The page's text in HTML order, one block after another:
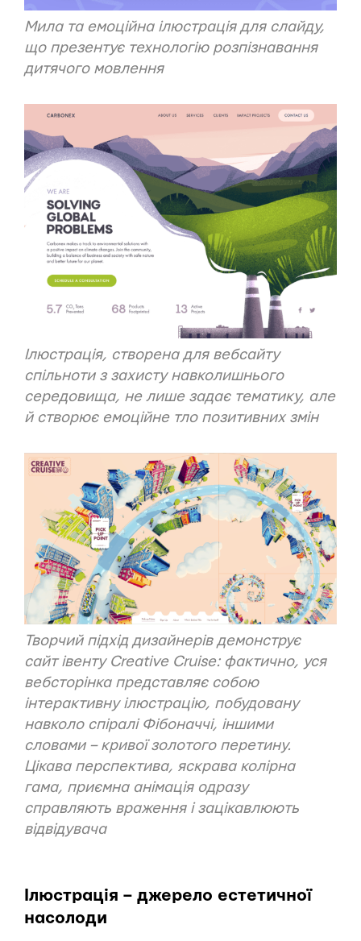
Мила та емоційна ілюстрація для слайду,
що презентує технологію розпізнавання
дитячого мовлення
Ілюстрація, створена для вебсайту
спільноти з захисту навколишнього
середовища, не лише задає тематику, але
й створює емоційне тло позитивних змін
Творчий підхід дизайнерів демонструє
сайт івенту Creative Cruise: фактично, уся
вебсторінка представляє собою
інтерактивну ілюстрацію, побудовану
навколо спіралі Фібоначчі, іншими
словами – кривої золотого перетину.
Цікава перспектива, яскрава колірна
гама, приємна анімація одразу
справляють враження і зацікавлюють
відвідувача
Ілюстрація – джерело естетичної
насолоди